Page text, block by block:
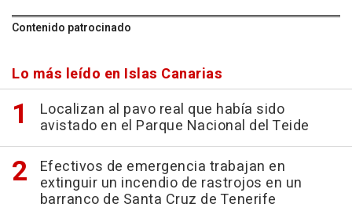
Contenido patrocinado
Lo más leído en Islas Canarias
Localizan al pavo real que había sido
avistado en el Parque Nacional del Teide
Efectivos de emergencia trabajan en
extinguir un incendio de rastrojos en un
barranco de Santa Cruz de Tenerife